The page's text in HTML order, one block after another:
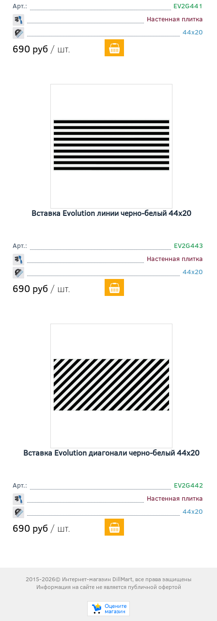
Арт.:
EV2G441
Настенная плитка
44x20
690 руб / шт.
Вставка Evolution линии черно-белый 44x20
Арт.:
EV2G443
Настенная плитка
44x20
690 руб / шт.
Вставка Evolution диагонали черно-белый 44x20
Арт.:
EV2G442
Настенная плитка
44x20
690 руб / шт.
2015-2026© Интернет-магазин DillMart, все права защищены
Информация на сайте не является публичной офертой